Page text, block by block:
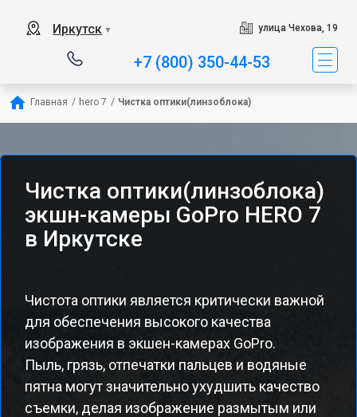
Иркутск ▼ улица Чехова, 19
+7 (800) 350-44-53
Главная / hero 7 / Чистка оптики(линзоблока)
Чистка оптики(линзоблока)
экшн-камеры GoPro HERO 7
в Иркутске
Чистота оптики является критически важной
для обеспечения высокого качества
изображения в экшен-камерах GoPro.
Пыль, грязь, отпечатки пальцев и водяные
пятна могут значительно ухудшить качество
съемки, делая изображение размытым или